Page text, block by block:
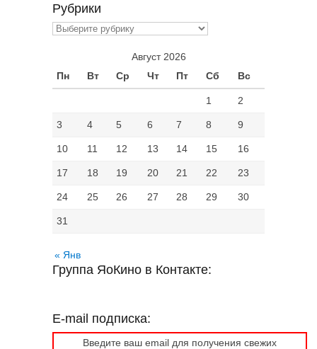
Рубрики
Рубрики
Август 2026
Пн
Вт Ср Чт Пт Сб Вс
1 2
3 4 5 6 7 8 9
10 11 12 13 14 15 16
17 18 19 20 21 22 23
24 25 26 27 28 29 30
31
« Янв
Группа ЯоКино в Контакте:
E-mail подписка:
Введите ваш email для получения свежих